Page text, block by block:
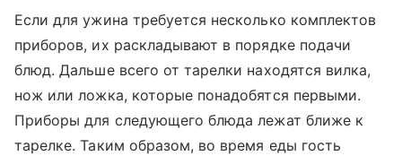
Если для ужина требуется несколько комплектов
приборов, их раскладывают в порядке подачи
блюд. Дальше всего от тарелки находятся вилка,
нож или ложка, которые понадобятся первыми.
Приборы для следующего блюда лежат ближе к
тарелке. Таким образом, во время еды гость